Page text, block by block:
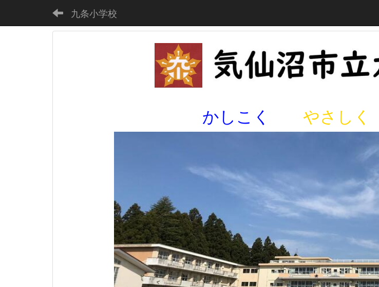
九条小学校
かしこく やさしく